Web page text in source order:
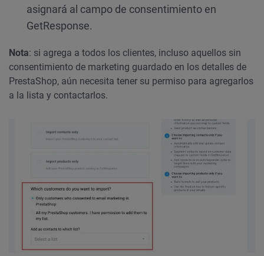
asignará al campo de consentimiento en
GetResponse.
Nota: si agrega a todos los clientes, incluso aquellos sin
consentimiento de marketing guardado en los detalles de
PrestaShop, aún necesita tener su permiso para agregarlos
a la lista y contactarlos.